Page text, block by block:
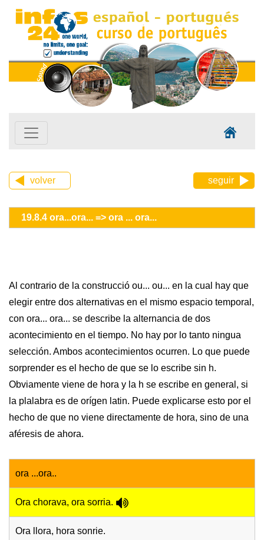
volver seguir
19.8.4 ora...ora... => ora ... ora...
Al contrario de la construcció ou... ou... en la cual hay que
elegir entre dos alternativas en el mismo espacio temporal,
con ora... ora... se describe la alternancia de dos
acontecimiento en el tiempo. No hay por lo tanto ningua
selección. Ambos acontecimientos ocurren. Lo que puede
sorprender es el hecho de que se lo escribe sin h.
Obviamente viene de hora y la h se escribe en general, si
la plalabra es de orígen latin. Puede explicarse esto por el
hecho de que no viene directamente de hora, sino de una
aféresis de ahora.
ora ...ora..
Ora chorava, ora sorria.
Ora llora, hora sonrie.